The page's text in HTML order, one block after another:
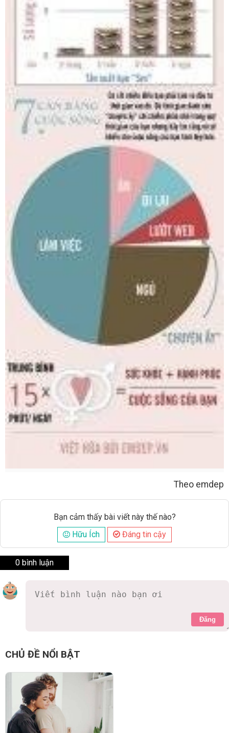
Theo emdep
Bạn cảm thấy bài viết này thế nào?
Hữu Ích
Đáng tin cậy
0 bình luận
Đăng
CHỦ ĐỀ NỔI BẬT